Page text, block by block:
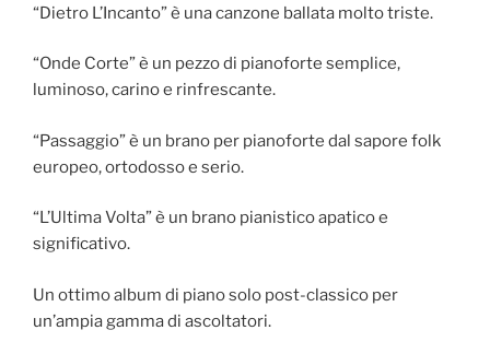
“Dietro L’Incanto” è una canzone ballata molto triste.
“Onde Corte” è un pezzo di pianoforte semplice,
luminoso, carino e rinfrescante.
“Passaggio” è un brano per pianoforte dal sapore folk
europeo, ortodosso e serio.
“L’Ultima Volta” è un brano pianistico apatico e
significativo.
Un ottimo album di piano solo post-classico per
un’ampia gamma di ascoltatori.